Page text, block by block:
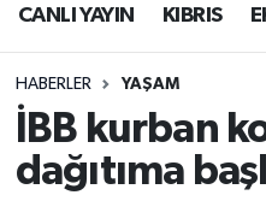
CANLI YAYIN KIBRIS
HABERLER YAŞAM
İBB kurban
dağıtıma
EKONOMİ
MAGAZİN
SAĞLIK
Lefkoşa Trafik
Süper Lig Puan
Tüm Manşetler